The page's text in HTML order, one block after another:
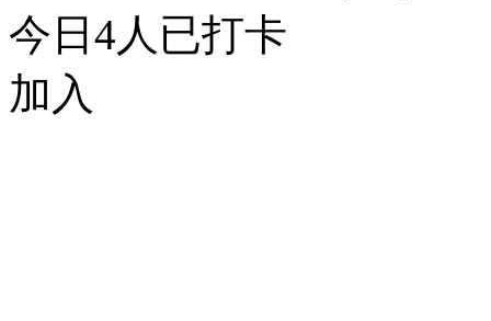
今日 4人已打卡
加入